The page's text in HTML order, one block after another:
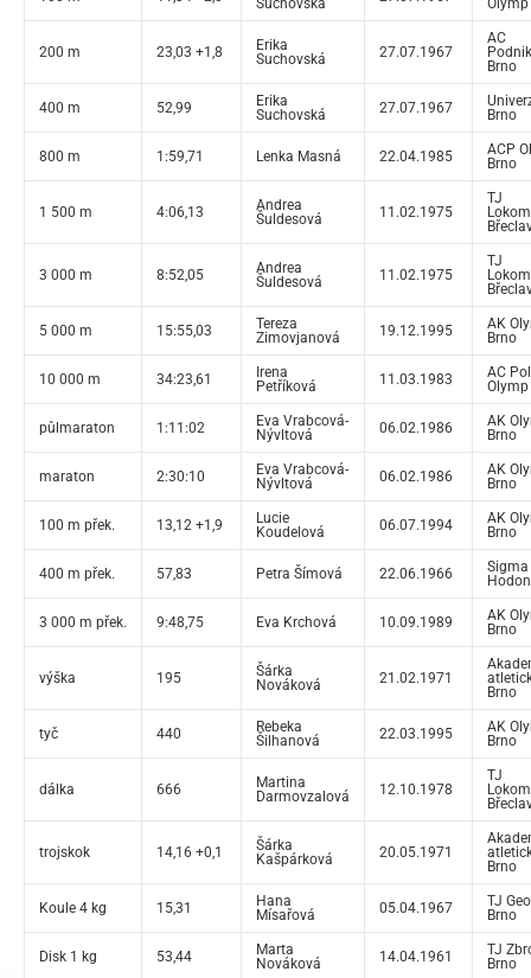
Suchovská
Olymp
200 m 23,03 +1,8
Erika
Suchovská
27.07.1967
AC
Brno
400 m 52,99
Erika
Suchovská
27.07.1967
Brno
800 m 1:59,71 Lenka Masná 22.04.1985
ACP
Brno
1 500 m 4:06,13
Andrea
Šuldesová
11.02.1975
TJ
3 000 m 8:52,05
Andrea
Šuldesová
11.02.1975
TJ
5 000 m 15:55,03
Tereza
Zimovjanová
19.12.1995
AK
Brno
10 000 m 34:23,61
Irena
Petříková
11.03.1983
AC
Olymp
půlmaraton 1:11:02
Eva Vrabcová-
Nývltová
06.02.1986
AK
Brno
maraton 2:30:10
Eva Vrabcová-
Nývltová
06.02.1986
AK
Brno
100 m přek. 13,12 +1,9
Lucie
Koudelová
06.07.1994
AK
Brno
400 m přek. 57,83 Petra Šímová 22.06.1966
Sigma
3 000 m přek. 9:48,75 Eva Krchová 10.09.1989
AK
Brno
výška 195
Šárka
Nováková
21.02.1971
Brno
tyč 440
Rebeka
Šilhanová
22.03.1995
AK
Brno
dálka 666
Martina
Darmovzalová
12.10.1978
TJ
trojskok 14,16 +0,1
Šárka
Kašpárková
20.05.1971
Brno
Koule 4 kg 15,31
Hana
Mísařová
05.04.1967
TJ
Brno
Disk 1 kg 53,44
Marta
Nováková
14.04.1961
TJ
Brno